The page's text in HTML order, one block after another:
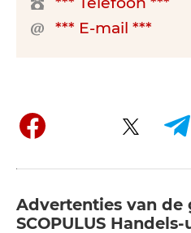
*** E-mail ***
Advertenties van de
SCOPULUS Handels-